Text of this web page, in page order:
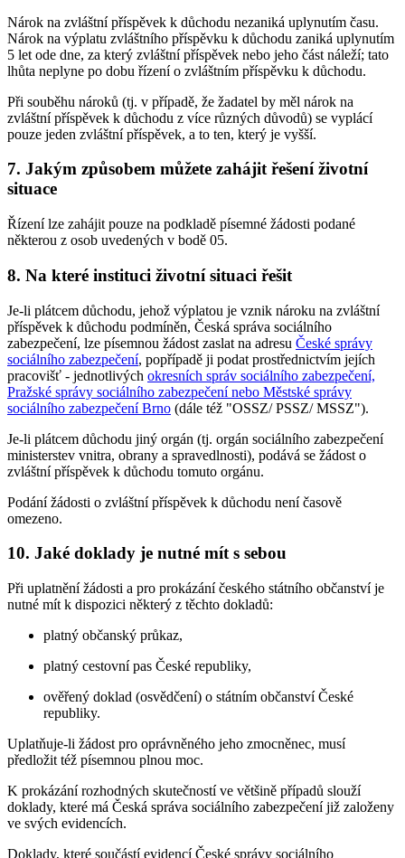
Nárok na zvláštní příspěvek k důchodu nezaniká uplynutím času.
Nárok na výplatu zvláštního příspěvku k důchodu zaniká uplynutím
5 let ode dne, za který zvláštní příspěvek nebo jeho část náleží; tato
lhůta neplyne po dobu řízení o zvláštním příspěvku k důchodu.
Při souběhu nároků (tj. v případě, že žadatel by měl nárok na
zvláštní příspěvek k důchodu z více různých důvodů) se vyplácí
pouze jeden zvláštní příspěvek, a to ten, který je vyšší.
7. Jakým způsobem můžete zahájit řešení životní
situace
Řízení lze zahájit pouze na podkladě písemné žádosti podané
některou z osob uvedených v bodě 05.
8. Na které instituci životní situaci řešit
Je-li plátcem důchodu, jehož výplatou je vznik nároku na zvláštní
příspěvek k důchodu podmíněn, Česká správa sociálního
zabezpečení, lze písemnou žádost zaslat na adresu České správy
sociálního zabezpečení, popřípadě ji podat prostřednictvím jejích
pracovišť - jednotlivých okresních správ sociálního zabezpečení,
Pražské správy sociálního zabezpečení nebo Městské správy
sociálního zabezpečení Brno (dále též "OSSZ/ PSSZ/ MSSZ").
Je-li plátcem důchodu jiný orgán (tj. orgán sociálního zabezpečení
ministerstev vnitra, obrany a spravedlnosti), podává se žádost o
zvláštní příspěvek k důchodu tomuto orgánu.
Podání žádosti o zvláštní příspěvek k důchodu není časově
omezeno.
10. Jaké doklady je nutné mít s sebou
Při uplatnění žádosti a pro prokázání českého státního občanství je
nutné mít k dispozici některý z těchto dokladů:
platný občanský průkaz,
platný cestovní pas České republiky,
ověřený doklad (osvědčení) o státním občanství České
republiky.
Uplatňuje-li žádost pro oprávněného jeho zmocněnec, musí
předložit též písemnou plnou moc.
K prokázání rozhodných skutečností ve většině případů slouží
doklady, které má Česká správa sociálního zabezpečení již založeny
ve svých evidencích.
Doklady, které součástí evidencí České správy sociálního